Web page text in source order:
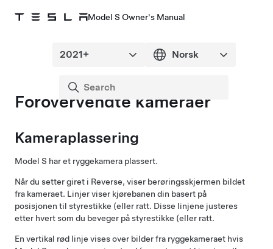
Model S Owner's Manual
Forovervendte kameraer
Kameraplassering
Model S har et ryggekamera plassert.
Når du setter giret i Reverse, viser berøringsskjermen bildet
fra kameraet. Linjer viser kjørebanen din basert på
posisjonen til styrestikke (eller ratt. Disse linjene justeres
etter hvert som du beveger påstyrestikke (eller ratt.
En vertikal rød linje vises over bilder fra ryggekameraet hvis